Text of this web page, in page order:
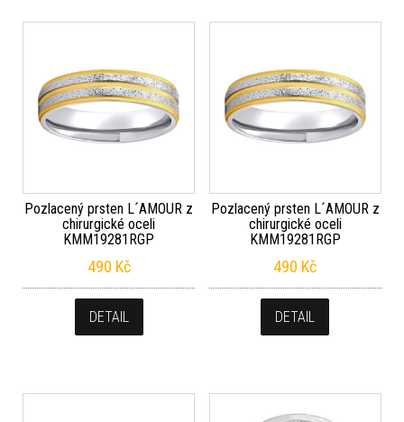
Pozlacený prsten L´AMOUR z
chirurgické oceli
KMM19281RGP
490 Kč
DETAIL
Pozlacený prsten L´AMOUR z
chirurgické oceli
KMM19281RGP
490 Kč
DETAIL